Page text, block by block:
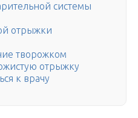
системы
отрыжки
творожком
отрыжку
к врачу